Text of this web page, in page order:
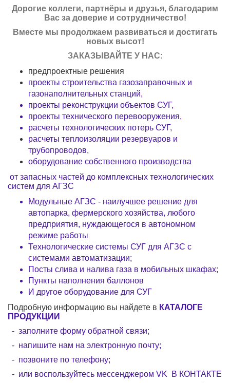
Дорогие коллеги, партнёры и друзья, благодарим
Вас за доверие и сотрудничество!
Вместе мы продолжаем развиваться и достигать
новых высот!
ЗАКАЗЫВАЙТЕ У НАС:
предпроектные решения
проекты строительства газозаправочных и
газонаполнительных станций,
проекты реконструкции объектов СУГ,
проекты технического перевооружения,
расчеты технологических потерь СУГ,
расчеты теплоизоляции резервуаров и
трубопроводов,
оборудование собственного производства
от запасных частей до комплексных технологических
систем для АГЗС
Модульные АГЗС - наилучшее решение для
автопарка, фермерского хозяйства, любого
предприятия, нуждающегося в автономном
режиме работы
Технологические системы СУГ для АГЗС с
системами автоматизации;
Посты слива и налива газа в мобильных шкафах;
Пункты наполнения баллонов
И другое оборудование для СУГ
Подробную информацию вы найдете в КАТАЛОГЕ
ПРОДУКЦИИ
- заполните форму обратной связи;
- напишите нам на электронную почту;
- позвоните по телефону;
- или воспользуйтесь мессенджером VK
В КОНТАКТЕ